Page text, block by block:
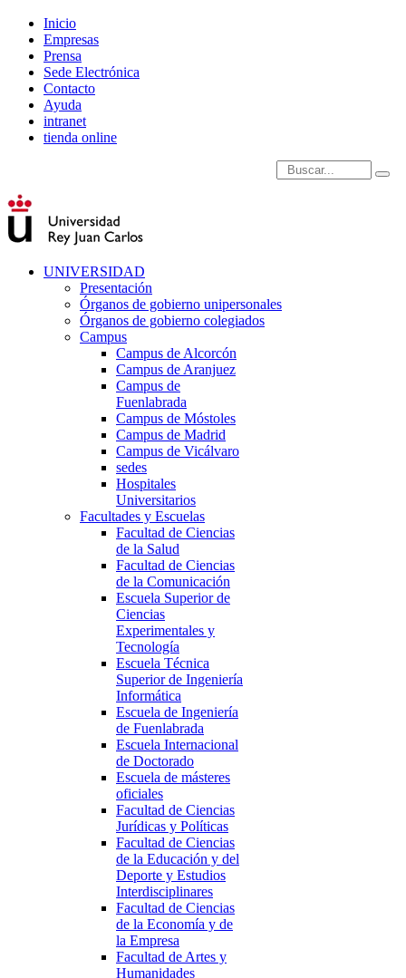
Inicio
Empresas
Prensa
Sede Electrónica
Contacto
Ayuda
intranet
tienda online
Introduce términos de
UNIVERSIDAD
Presentación
Órganos de gobierno unipersonales
Órganos de gobierno colegiados
Campus
Campus de Alcorcón
Campus de Aranjuez
Campus de
Fuenlabrada
Campus de Móstoles
Campus de Madrid
Campus de Vicálvaro
sedes
Hospitales
Universitarios
Facultades y Escuelas
Facultad de Ciencias
de la Salud
Facultad de Ciencias
de la Comunicación
Escuela Superior de
Ciencias
Experimentales y
Tecnología
Escuela Técnica
Superior de Ingeniería
Informática
Escuela de Ingeniería
de Fuenlabrada
Escuela Internacional
de Doctorado
Escuela de másteres
oficiales
Facultad de Ciencias
Jurídicas y Políticas
Facultad de Ciencias
de la Educación y del
Deporte y Estudios
Interdisciplinares
Facultad de Ciencias
de la Economía y de
la Empresa
Facultad de Artes y
Humanidades